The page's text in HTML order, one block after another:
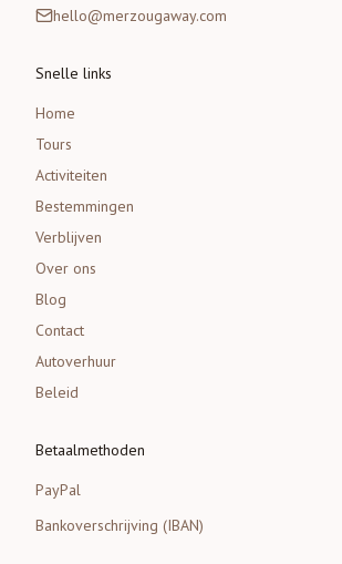
hello@merzougaway.com
Snelle links
Home
Tours
Activiteiten
Bestemmingen
Verblijven
Over ons
Blog
Contact
Autoverhuur
Beleid
Betaalmethoden
PayPal
Bankoverschrijving (IBAN)